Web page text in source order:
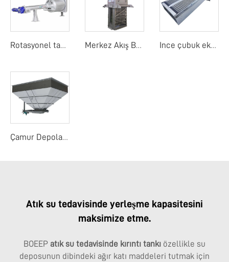
Rotasyonel tambur detay ekranı Merkez Akış Bant Ekranı Ince çubuk ekranı
Çamur Depolama Yuvası
Atık su tedavisinde yerleşme kapasitesini
maksimize etme.
BOEEP atık su tedavisinde kırıntı tankı özellikle su
deposunun dibindeki ağır katı maddeleri tutmak için